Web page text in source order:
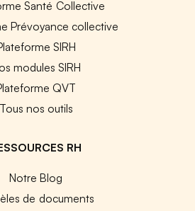
Santé Collective
Prévoyance collective
SIRH
modules SIRH
QVT
Tous nos outils
RH
Notre Blog
de documents